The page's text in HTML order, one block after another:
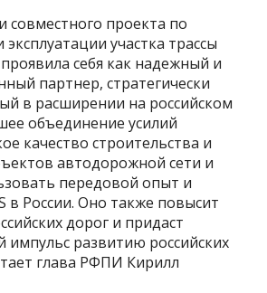
совместного проекта по
участка трассы
себя как надежный и
партнер, стратегически
в расширении на российском
объединение усилий
качество строительства и
автодорожной сети и
передовой опыт и
в России. Оно также повысит
дорог и придаст
развитию российских
глава РФПИ Кирилл